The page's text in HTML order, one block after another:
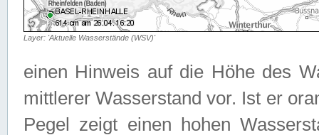
Layer: 'Aktuelle Wasserstände (WSV)'
einen Hinweis auf die Höhe des
mittlerer Wasserstand vor. Ist er
Pegel zeigt einen hohen